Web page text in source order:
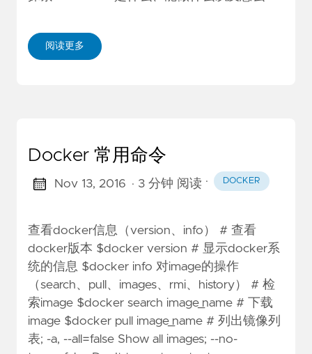
阅读更多
Docker 常用命令
Nov 13, 2016 · 3 分钟 阅读 · DOCKER
查看docker信息（version、info） # 查看
docker版本 $docker version # 显示docker系
统的信息 $docker info 对image的操作
（search、pull、images、rmi、history） # 检
索image $docker search image_name # 下载
image $docker pull image_name # 列出镜像列
表; -a, --all=false Show all images; --no-